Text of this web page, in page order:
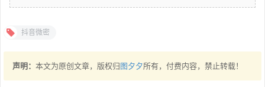
抖音微密
声明： 本文为原创文章，版权归 图夕夕所有，付费内容，禁止转载！